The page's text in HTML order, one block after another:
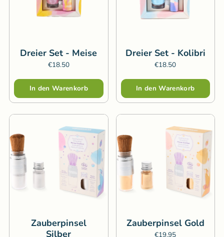
Dreier Set - Meise
€18.50
Menge
In den Warenkorb
Dreier Set - Kolibri
€18.50
Menge
In den Warenkorb
Zauberpinsel
Silber
Zauberpinsel Gold
€19.95